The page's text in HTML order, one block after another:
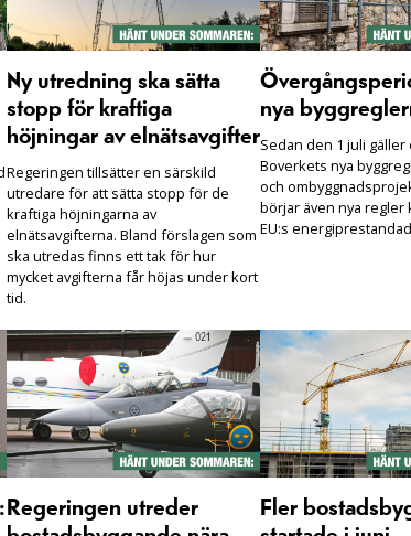
Ny utredning ska sätta
stopp för kraftiga
höjningar av elnätsavgifter
Regeringen tillsätter en särskild
utredare för att sätta stopp för de
kraftiga höjningarna av
elnätsavgifterna. Bland förslagen som
ska utredas finns ett tak för hur
mycket avgifterna får höjas under kort
tid.
nya
Sedan den 1 juli gäller
Boverkets nya
och
börjar även nya regler
EU:s
Regeringen utreder
Fler